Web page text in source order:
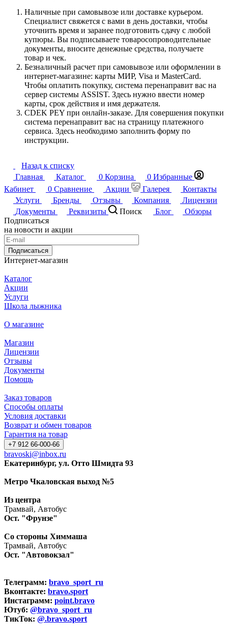
Наличные при самовывозе или доставке курьером.
Специалист свяжется с вами в день доставки, чтобы
уточнить время и заранее подготовить сдачу с любой
купюры. Вы подписываете товаросопроводительные
документы, вносите денежные средства, получаете
товар и чек.
Безналичный расчет при самовывозе или оформлении в
интернет-магазине: карты МИР, Visa и MasterCard.
Чтобы оплатить покупку, система перенаправит вас на
сервер системы ASSIST. Здесь нужно ввести номер
карты, срок действия и имя держателя.
CDEK PEY при онлайн-заказе. Для совершения покупки
система перенаправит вас на страницу платежного
сервиса. Здесь необходимо заполнить форму по
инструкции.
Назад к списку
Главная
Каталог 0 Корзина 0 Избранные
Кабинет
0 Сравнение Акции Галерея
Контакты
Услуги
Бренды Отзывы Компания
Лицензии
Документы
Реквизиты Поиск Блог
Обзоры
Подписаться
на новости и акции
Подписаться
Интернет-магазин
Каталог
Акции
Услуги
Школа лыжника
О магазине
Магазин
Лицензии
Отзывы
Документы
Помощь
Заказ товаров
Способы оплаты
Условия доставки
Возврат и обмен товаров
Гарантия на товар
+7 912 66-000-66
bravoski@inbox.ru
Екатеринбург, ул. Отто Шмидта 93
Метро Чкаловская выход №5
Из центра
Трамвай, Автобус
Ост. "Фрунзе"
Со стороны Химмаша
Трамвай, Автобус
Ост. "Автовокзал"
Телеграмм: bravo_sport_ru
Вконтакте: bravo.sport
Инстаграмм: point.bravo
Ютуб: @bravo_sport_ru
ТикТок: @.bravo.sport